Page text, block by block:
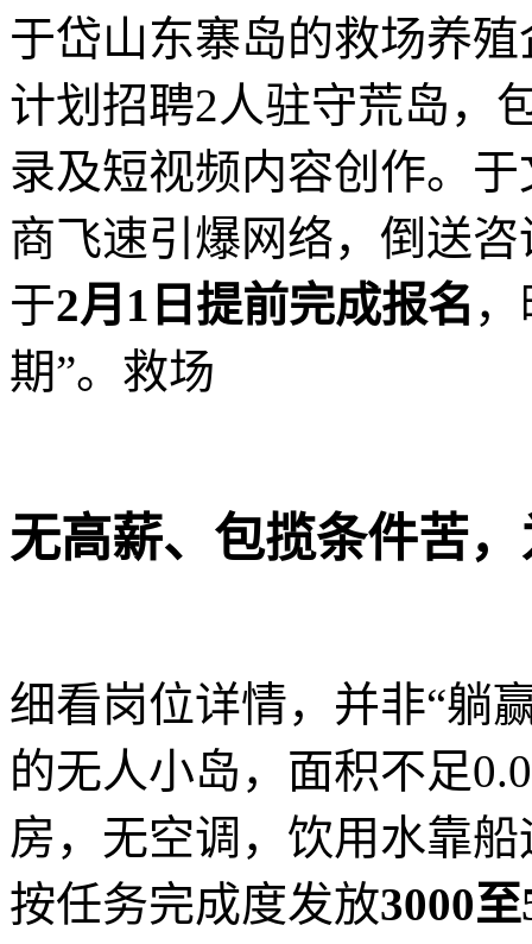
于岱山东寨岛的救场养
计划招聘2人驻守荒岛，
录及短视频内容创作。
商飞速引爆网络，倒送
于2月1日提前完成报名
期”。救场
无高薪、包揽条件苦
细看岗位详情，并非“躺
的无人小岛，面积不足
房，无空调，饮用水靠
按任务完成度发放3000